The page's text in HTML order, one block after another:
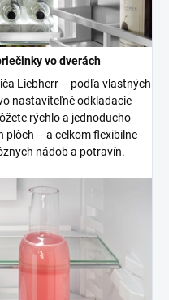
vo dverách
Liebherr – podľa vlastných
nastaviteľné odkladacie
rýchlo a jednoducho
plôch – a celkom flexibilne
nádob a potravín.